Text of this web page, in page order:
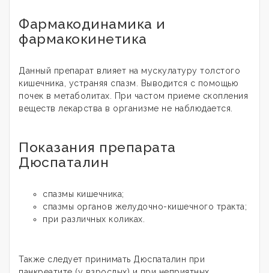
Фармакодинамика и
фармакокинетика
Данный препарат влияет на мускулатуру толстого
кишечника, устраняя спазм. Выводится с помощью
почек в метаболитах. При частом приеме скопления
веществ лекарства в организме не наблюдается.
Показания препарата
Дюспаталин
спазмы кишечника;
спазмы органов желудочно-кишечного тракта;
при различных коликах.
Также следует принимать Дюспаталин при